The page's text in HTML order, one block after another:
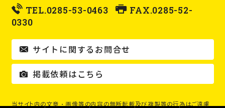
TEL.0285-53-0463
FAX.0285-52-
0330
サイトに関するお問合せ
掲載依頼はこちら
当サイト内の文章・画像等の内容の無断転載及び複製等の行為はご遠慮